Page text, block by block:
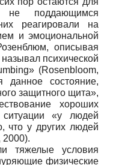
поддающимся
реагировали на
и эмоциональной
описывая
психической
(Rosenbloom,
данное состояние,
защитного щита»,
хороших
«у людей
что у других людей
2000).
тяжелые условия
физические